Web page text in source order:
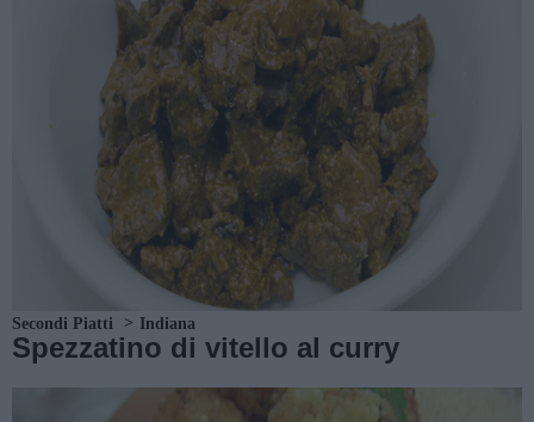
Secondi Piatti Indiana
Spezzatino di vitello al curry